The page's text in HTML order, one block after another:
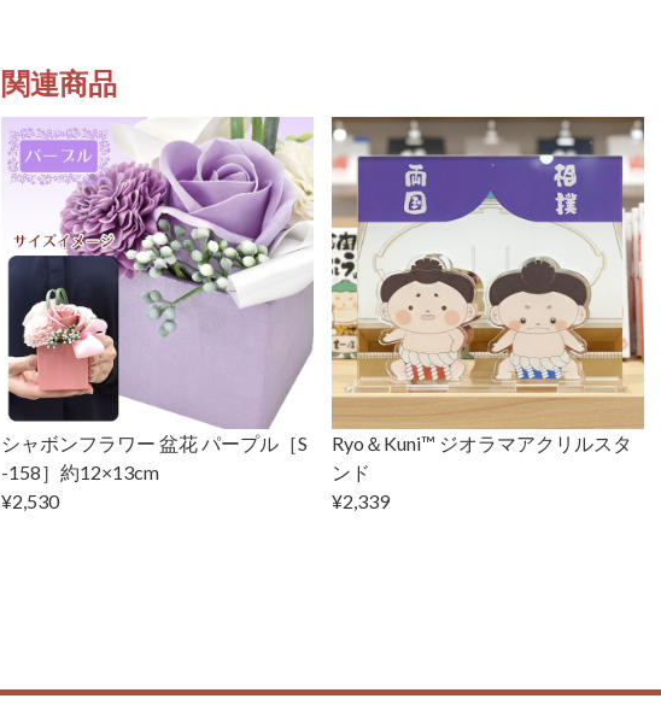
関連商品
シャボンフラワー 盆花 パープル［S
-158］約12×13cm
¥2,530
Ryo＆Kuni™ ジオラマアクリルスタ
ンド
¥2,339